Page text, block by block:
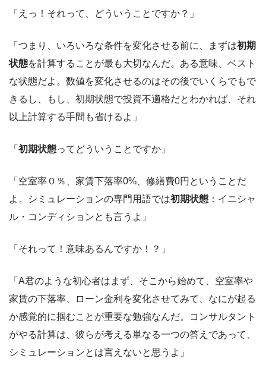
「えっ！それって、どういうことですか？」
「つまり、いろいろな条件を変化させる前に、まずは初期
状態を計算することが最も大切なんだ。ある意味、ベスト
な状態だよ。数値を変化させるのはその後でいくらでもで
きるし、もし、初期状態で投資不適格だとわかれば、それ
以上計算する手間も省けるよ」
「 初期状態ってどういうことですか」
「空室率０％、家賃下落率0%、修繕費0円ということだ
よ。シミュレーションの専門用語では初期状態 ：イニシャ
ル・コンディションとも言うよ」
「それって！意味あるんですか！？」
「A君のような初心者はまず、そこから始めて、空室率や
家賃の下落率、ローン金利を変化させてみて、なにが起る
か感覚的に掴むことが重要な勉強なんだ。コンサルタント
がやる計算は、彼らが考える単なる一つの答えであって、
シミュレーションとは言えないと思うよ」